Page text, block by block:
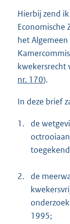
Hierbij zend
Economische
het
kwekersrecht
nr. 170).
In deze brief
1.
de
2.
de
1995;